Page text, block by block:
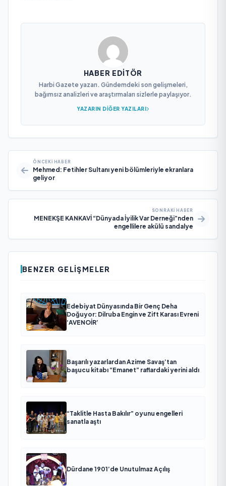
HABER EDITÖR
Harbi Gazete yazarı. Gündemdeki son gelişmeleri,
bağımsız analizleri ve araştırmaları sizlerle paylaşıyor.
YAZARIN DIĞER YAZILARI
ÖNCEKI HABER
Mehmed: Fetihler Sultanı yeni bölümleriyle ekranlara
geliyor
SONRAKI HABER
MENEKŞE KANKAVİ “Dünyada İyilik Var Derneği”nden
engellilere akülü sandalye
BENZER GELIŞMELER
Edebiyat Dünyasında Bir Genç Deha
Doğuyor: Dilruba Engin ve Zift Karası Evreni
‘AVENOİR’
Başarılı yazarlardan Azime Savaş’tan
başucu kitabı “Emanet” raflardaki yerini aldı
“Taklitle Hasta Bakılır” oyunu engelleri
sanatla aştı
Dürdane 1901’de Unutulmaz Açılış